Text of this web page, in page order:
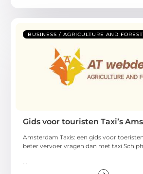
BUSINESS / AGRICULTURE AND
Gids voor touristen Taxi’s
Amsterdam Taxis: een gids voor
beter vervoer vragen dan met taxi